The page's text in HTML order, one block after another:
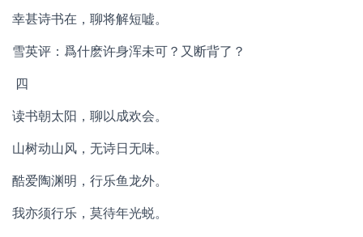
幸甚诗书在，聊将解短嘘。
雪英评：爲什麽许身浑未可？又断背了？
四
读书朝太阳，聊以成欢会。
山树动山风，无诗日无味。
酷爱陶渊明，行乐鱼龙外。
我亦须行乐，莫待年光蜕。